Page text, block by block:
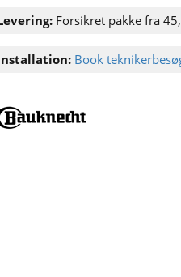
Forsikret pakke fra
Book